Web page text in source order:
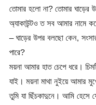
তোমার হলো না? তোমার ঘাড়ের
অ্যাকাউন্টও ত সব আমার নামে
– ঘাড়ের উপর বলছো কেন,
পারে?
ময়না আমার হাত চেপে ধরে।
যাই। ময়না মাথা নুইয়ে আমার
তুমি যা ছিঁচকাদুনে। আমি